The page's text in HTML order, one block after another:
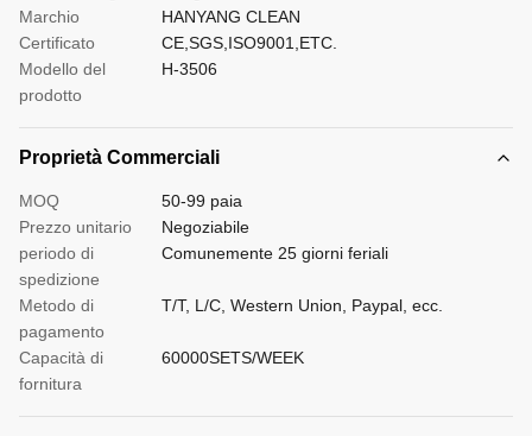
Marchio
HANYANG CLEAN
Certificato
CE,SGS,ISO9001,ETC.
Modello del
prodotto
H-3506
Proprietà Commerciali
MOQ
50-99 paia
Prezzo unitario
Negoziabile
periodo di
spedizione
Comunemente 25 giorni feriali
Metodo di
pagamento
T/T, L/C, Western Union, Paypal, ecc.
Capacità di
fornitura
60000SETS/WEEK